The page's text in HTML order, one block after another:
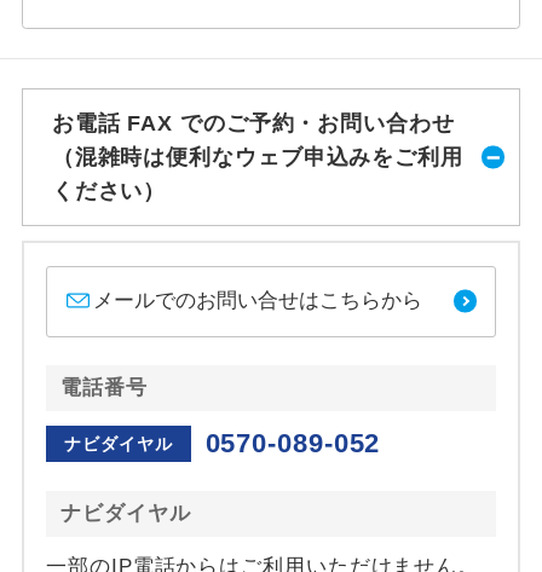
お電話 FAX でのご予約・お問い合わせ
（混雑時は便利なウェブ申込みをご利用
ください）
メールでのお問い合せはこちらから
電話番号
ナビダイヤル 0570-089-052
ナビダイヤル
一部のIP電話からはご利用いただけません。